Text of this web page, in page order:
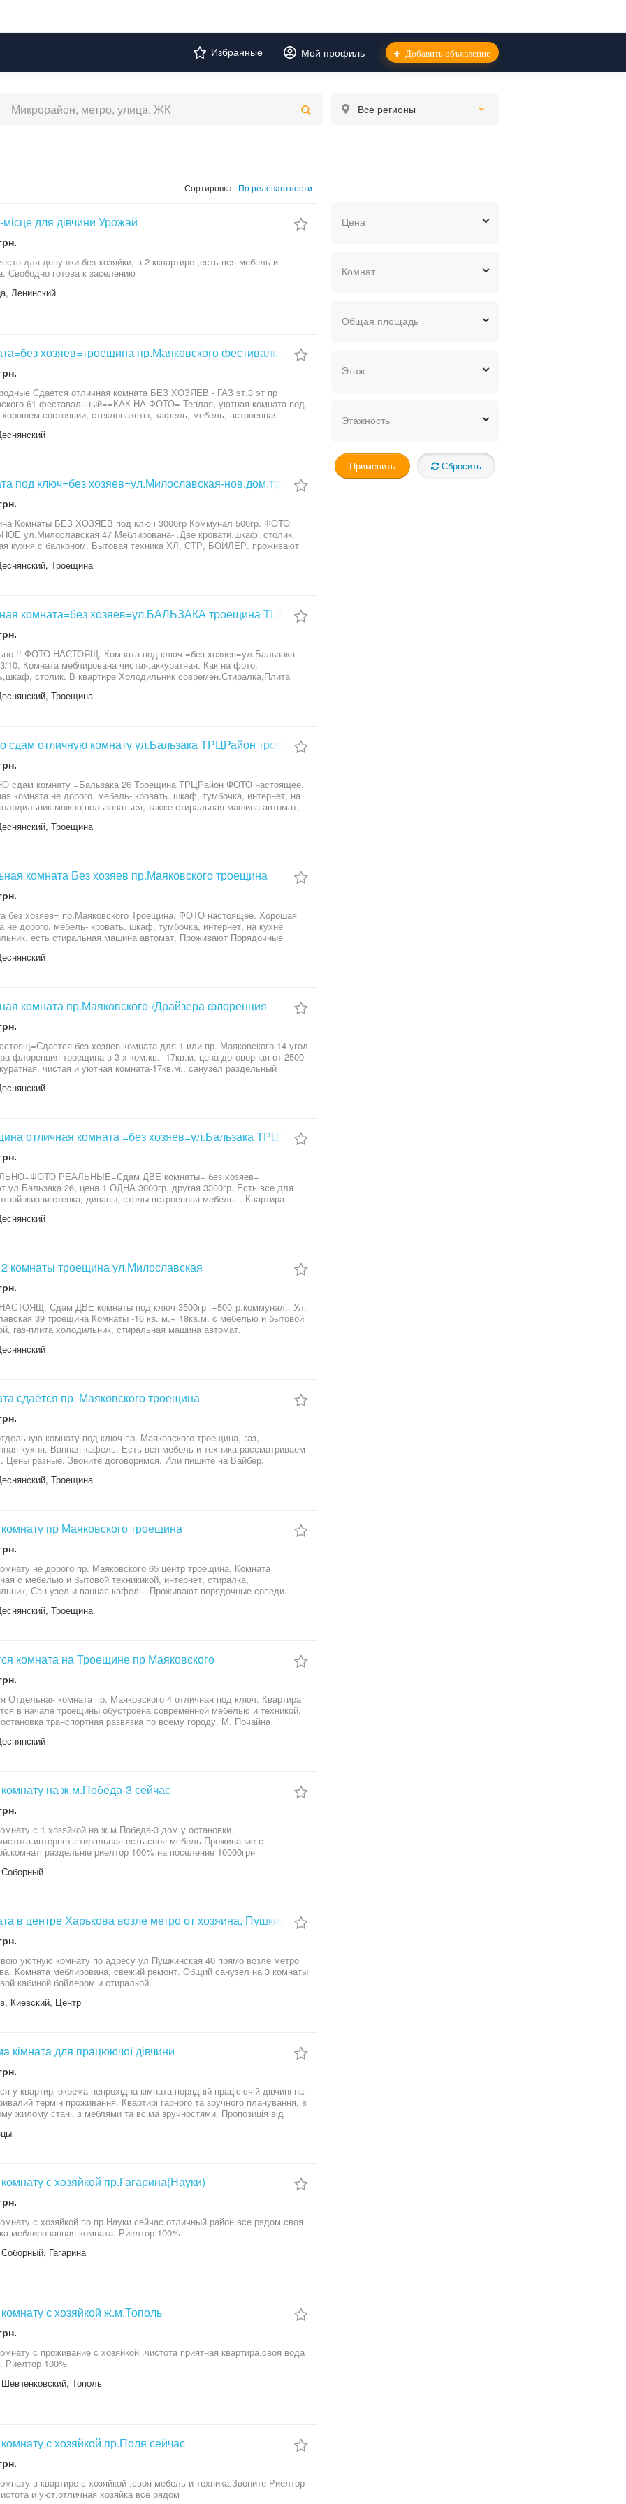
Избранные Мой профиль Добавить объявление
Все регионы
Сортировка : По релевантности
місце для дівчини Урожай
для девушки без хозяйки, в 2-кквартире ,есть вся мебель и
Свободно готова к заселению
Ленинский
хозяев=троещина пр.Маяковского фестивальный
Сдается отличная комната БЕЗ ХОЗЯЕВ - ГАЗ эт.3 эт пр
61 феставальный==КАК НА ФОТО= Теплая, уютная комната под
состоянии, стеклопакеты, кафель, мебель, встроенная
соседи. Рядом супермаркеты, рынок, остановки.Отличная
под ключ=без хозяев=ул.Милославская-нов.дом.троещина
Комнаты БЕЗ ХОЗЯЕВ под ключ 3000гр Коммунал 500гр. ФОТО
ул.Милославская 47 Меблирована- .Две кровати.шкаф. столик.
кухня с балконом. Бытовая техника ХЛ, СТР, БОЙЛЕР. проживают
414. 233. 590. авт.73. трл.31. 37. ЗВОНИТЕ показываем в любое для
Троещина
комната=без хозяев=ул.БАЛЬЗАКА троещина ТЦРайон
!! ФОТО НАСТОЯЩ. Комната под ключ =без хозяев=ул.Бальзака
10. Комната меблирована чистая,аккуратная. Как на фото.
столик. В квартире Холодильник современ.Стиралка,Плита
ЗВОНИТЕ отличный вариант. Остальное по телефону или
Троещина
сдам отличную комнату ул.Бальзака ТРЦРайон троещина
сдам комнату =Бальзака 26 Троещина.ТРЦРайон ФОТО настоящее.
комната не дорого. мебель- кровать. шкаф, тумбочка, интернет, на
можно пользоваться, также стиральная машина автомат,
по всему Киеву. Звоните-предложим варианты.
Троещина
комната Без хозяев пр.Маяковского троещина
без хозяев= пр.Маяковского Троещина. ФОТО настоящее. Хорошая
не дорого. мебель- кровать. шкаф, тумбочка, интернет, на кухне
есть стиральная машина автомат, Проживают Порядочные
всему Киеву. Звоните- подскажем и подберем другие варианты.
комната пр.Маяковского-/Драйзера флоренция
без хозяев комната для 1-или пр. Маяковского 14 угол
флоренция троещина в 3-х ком.кв.- 17кв.м. цена договорная от 2500
чистая и уютная комната-17кв.м., санузел раздельный
мебель- Кровать-диван ,стенка ,стол, тумбочка,ТВ . Так же есть
= ЗВОНИТЕ договоримся, есть РАЗНЫЕ варианты
отличная комната =без хозяев=ул.Бальзака ТРЦ Район
РЕАЛЬНЫЕ=Сдам ДВЕ комнаты= без хозяев=
Бальзака 26, цена 1 ОДНА 3000гр, другая 3300гр. Есть все для
жизни стенка, диваны, столы встроенная мебель. . Квартира
,телевизор,интернет. Отличная инфраструктура и
комнаты троещина ул.Милославская
Сдам ДВЕ комнаты под ключ 3500гр .+500гр.коммунал.. Ул.
39 троещина Комнаты -16 кв. м.+ 18кв.м. с мебелью и бытовой
газ-плита.холодильник, стиральная машина автомат,
-кафель -Конечная остановка всего транспорта. 114. 101. 191.
сдаётся пр. Маяковского троещина
комнату под ключ пр. Маяковского троещина, газ,
кухня. Ванная кафель. Есть вся мебель и техника рассматриваем
Цены разные. Звоните договоримся. Или пишите на Вайбер.
Троещина
пр Маяковского троещина
не дорого пр. Маяковского 65 центр троещина. Комната
с мебелью и бытовой техникикой, интернет, стиралка,
Сан.узел и ванная кафель. Проживают порядочные соседи.
Троещина
комната на Троещине пр Маяковского
Отдельная комната пр. Маяковского 4 отличная под ключ. Квартира
в начале троещины обустроена современной мебелью и техникой.
транспортная развязка по всему городу. М. Почайна
Вайбер. Цена договорная
на ж.м.Победа-3 сейчас
с 1 хозяйкой на ж.м.Победа-3 дом у остановки.
есть.своя мебель Проживание с
раздельніе риелтор 100% на поселение 10000грн
в центре Харькова возле метро от хозяина, Пушкинская
уютную комнату по адресу ул Пушкинская 40 прямо возле метро
Комната меблирована, свежий ремонт. Общий санузел на 3 комнаты
кабиной бойлером и стиралкой.
Киевский, Центр
кімната для працюючої дівчини
у квартирі окрема непрохідна кімната порядній працюючій дівчині на
термін проживання. Квартирі гарного та зручного планування, в
жилому стані, з меблями та всіма зручностями. Пропозиція від
- тільки в телефонній розмові (на смс не відповідаю)
с хозяйкой пр.Гагарина(Науки)
с хозяйкой по пр.Науки сейчас.отличный район.все рядом.своя
комната. Риелтор 100%
Гагарина
с хозяйкой ж.м.Тополь
с проживание с хозяйкой .чистота приятная квартира.своя вода
Риелтор 100%
Тополь
с хозяйкой пр.Поля сейчас
в квартире с хозяйкой .своя мебель и техника.Звоните Риелтор
и уют.отличная хозяйка все рядом
Цена
Комнат
Общая площадь
Этаж
Этажность
Применить Сбросить